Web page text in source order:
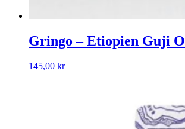
Gringo – Etiopien Guji
145,00 kr